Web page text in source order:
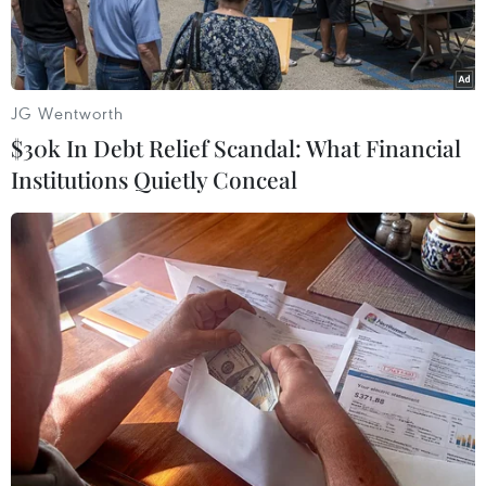
Người dân theo dõi qua truyền hình vụ phóng thử tên lửa của
Triều Tiên. (Ảnh: AFP/TTXVN)
Ngày 21/3, Hội đồng Tham mưu trưởng liên
quân Hàn Quốc (JCS) đã gọi vụ phóng thử vũ khí
mới nhất của Triều Tiên là hành động “rất
không phù hợp” trong bối cảnh toàn thế giới
JG Wentworth
$30k In Debt Relief Scandal: What Financial
Institutions Quietly Conceal